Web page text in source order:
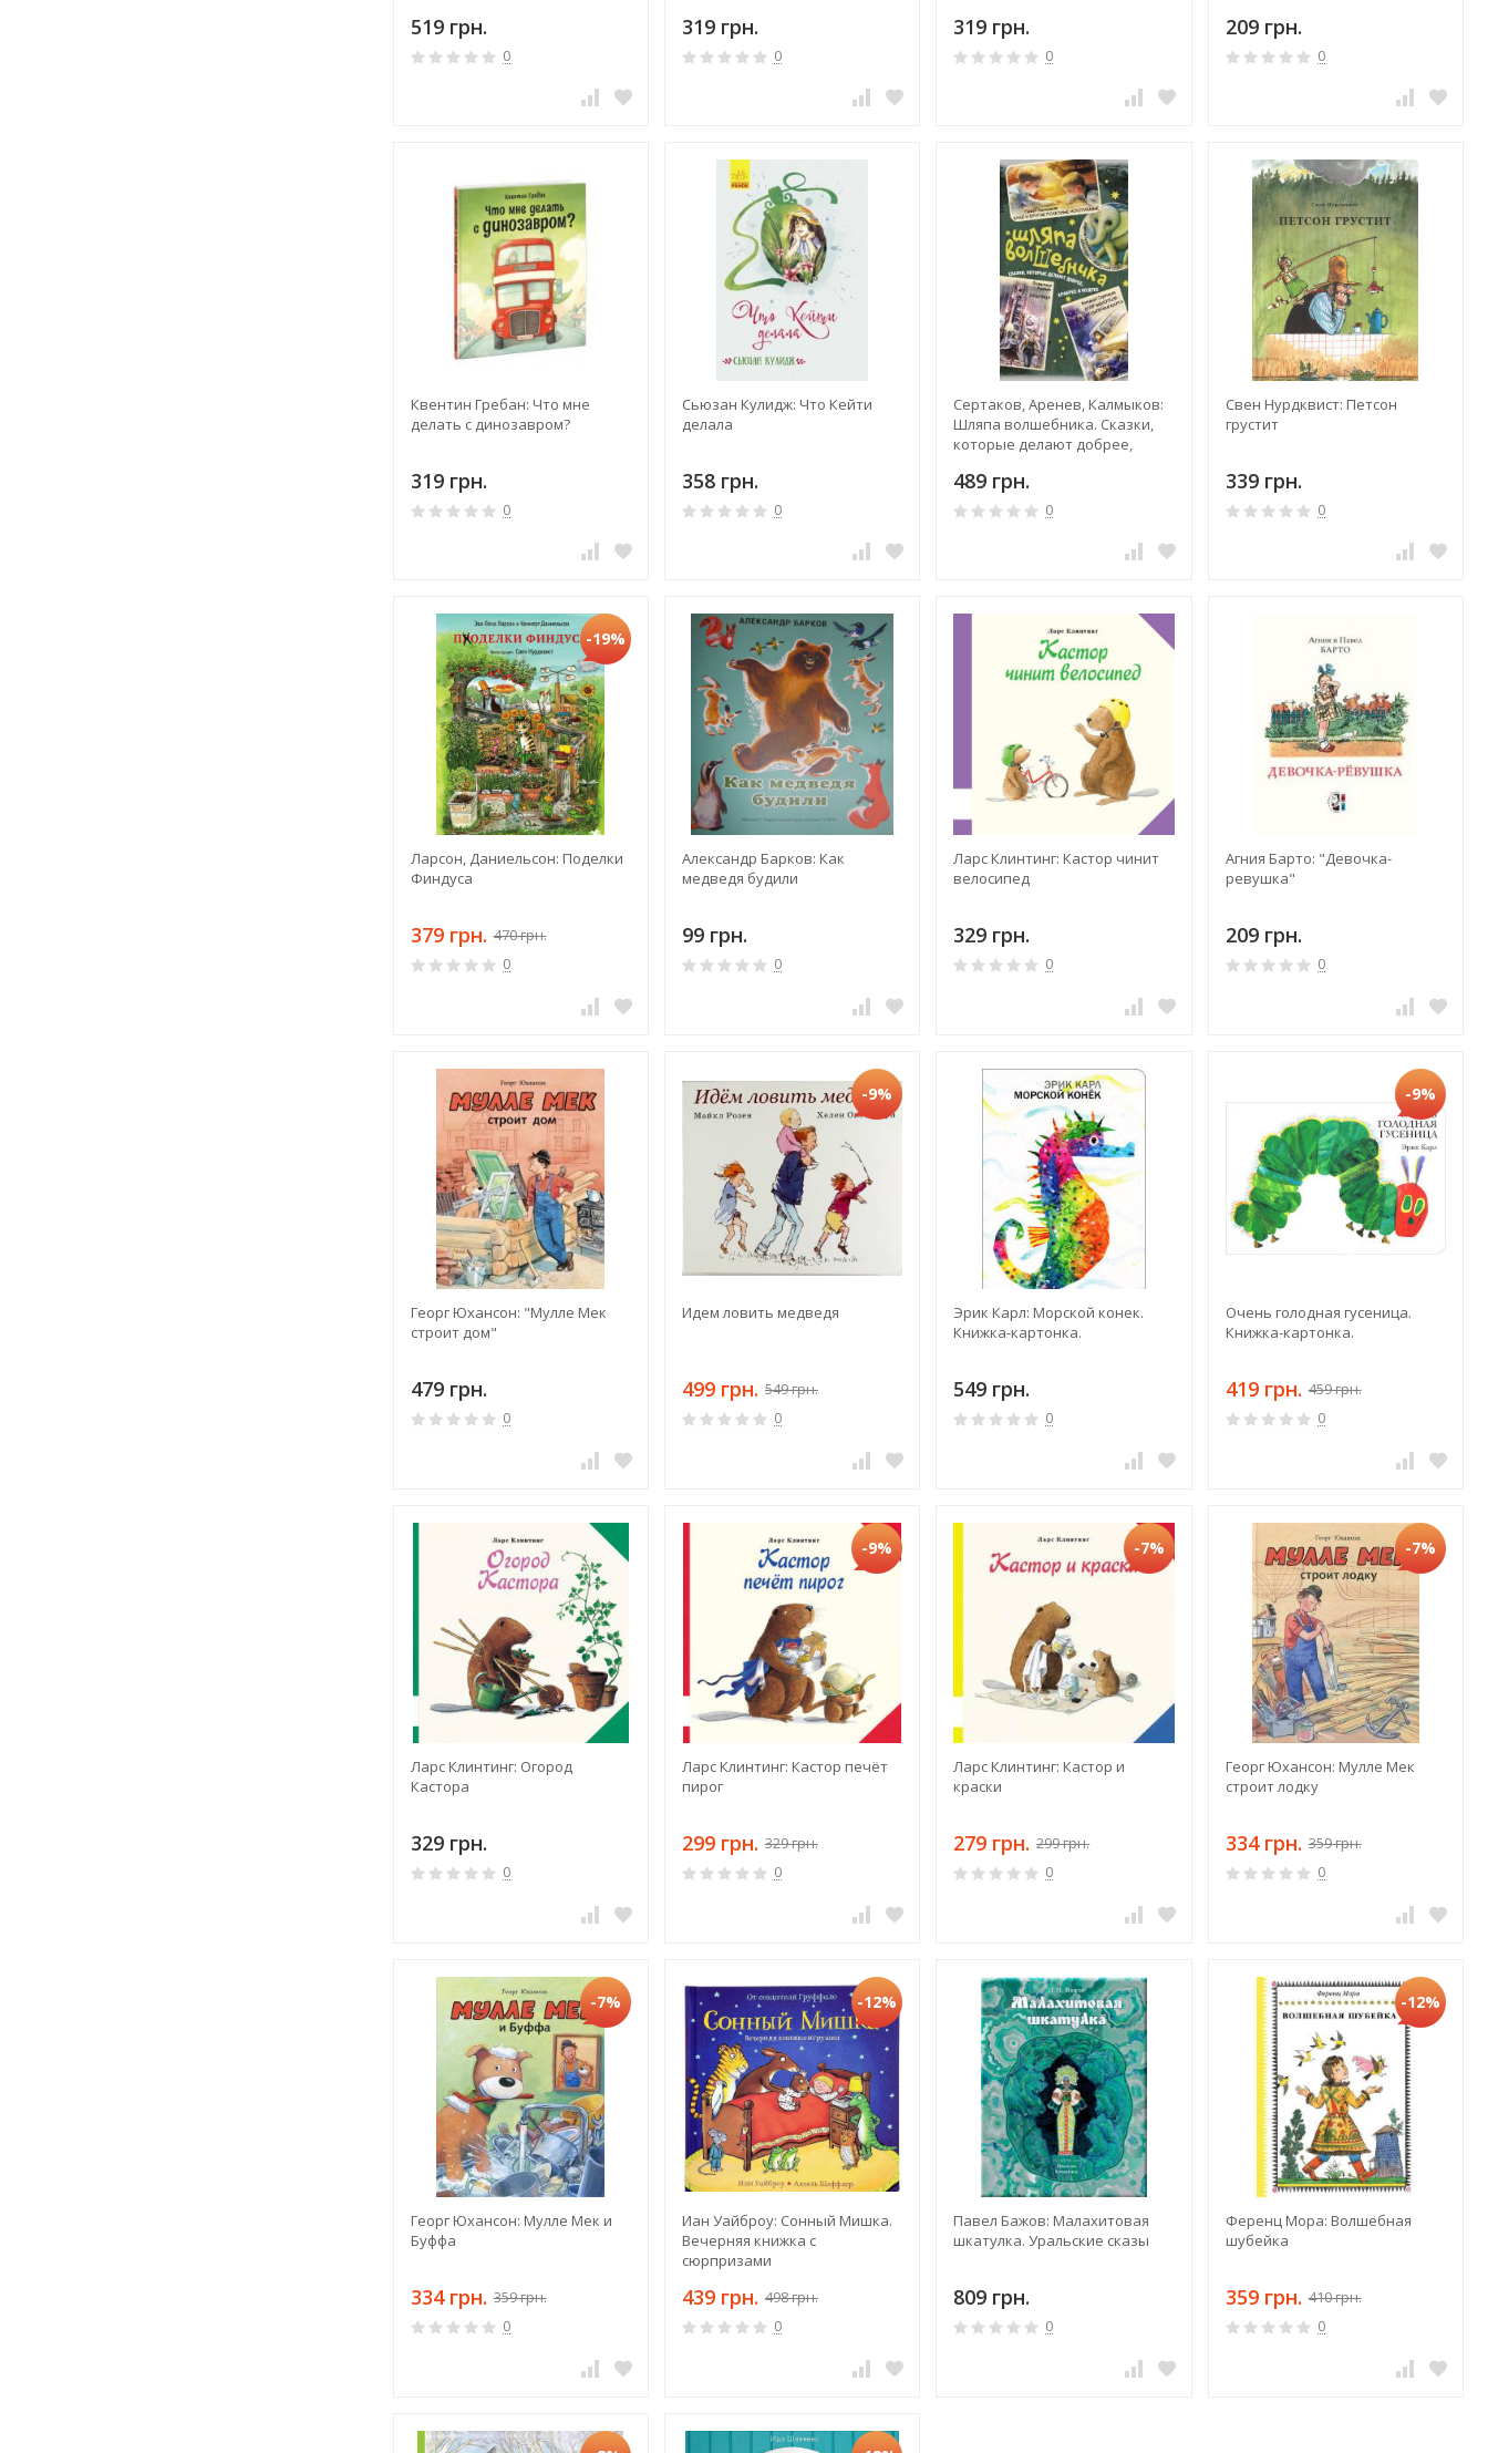
519 грн.
0
319 грн.
0
319 грн.
0
209 грн.
0
Квентин Гребан: Что мне
делать с динозавром?
319 грн.
0
Сьюзан Кулидж: Что Кейти
делала
358 грн.
0
Сертаков, Аренев, Калмыков:
Шляпа волшебника. Сказки,
которые делают добрее,
из 4-х книг
489 грн.
0
Свен Нурдквист: Петсон
грустит
339 грн.
0
-19%
Ларсон, Даниельсон: Поделки
Финдуса
379 грн. 470 грн.
0
Александр Барков: Как
медведя будили
99 грн.
0
Ларс Клинтинг: Кастор чинит
велосипед
329 грн.
0
Агния Барто: "Девочка-
ревушка"
209 грн.
0
Георг Юхансон: "Мулле Мек
строит дом"
479 грн.
0
-9%
Идем ловить медведя
499 грн. 549 грн.
0
Эрик Карл: Морской конек.
Книжка-картонка.
549 грн.
0
-9%
Очень голодная гусеница.
Книжка-картонка.
419 грн. 459 грн.
0
Ларс Клинтинг: Огород
Кастора
329 грн.
0
-9%
Ларс Клинтинг: Кастор печёт
пирог
299 грн. 329 грн.
0
-7%
Ларс Клинтинг: Кастор и
краски
279 грн. 299 грн.
0
-7%
Георг Юхансон: Мулле Мек
строит лодку
334 грн. 359 грн.
0
-7%
Георг Юхансон: Мулле Мек и
Буффа
334 грн. 359 грн.
0
-12%
Иан Уайброу: Сонный Мишка.
Вечерняя книжка с
сюрпризами
439 грн. 498 грн.
0
Павел Бажов: Малахитовая
шкатулка. Уральские сказы
809 грн.
0
-12%
Ференц Мора: Волшебная
шубейка
359 грн. 410 грн.
0